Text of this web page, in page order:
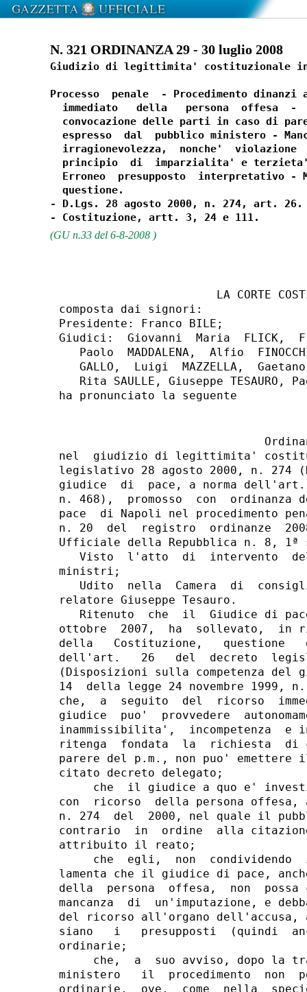
N. 321 ORDINANZA 29 - 30 luglio 2008
Giudizio di legittimita' costituzionale
Processo  penale  - Procedimento
immediato   della   persona  offesa  -
convocazione delle parti in caso di
espresso  dal  pubblico ministero -
irragionevolezza,  nonche'  violazione
principio  di  imparzialita' e
Erroneo  presupposto  interpretativo -
  questione.
- D.Lgs. 28 agosto 2000, n. 274, art. 26.
(GU n.33 del 6-8-2008 )
LA CORTE
composta dai signori:
Presidente: Franco BILE;
Giudici:  Giovanni  Maria  FLICK,
Paolo  MADDALENA,  Alfio
GALLO,  Luigi  MAZZELLA,
Rita SAULLE, Giuseppe TESAURO,
nel  giudizio di legittimita'
legislativo 28 agosto 2000, n. 274
giudice  di  pace, a norma dell'art.
n. 468),  promosso  con  ordinanza
pace  di Napoli nel procedimento
n. 20  del  registro  ordinanze
Ufficiale della Repubblica n. 8, 1ª
Visto  l'atto  di  intervento
ministri;
Udito  nella  Camera  di
relatore Giuseppe Tesauro.
Ritenuto  che  il  Giudice di
ottobre  2007,  ha  sollevato,  in
della   Costituzione,   questione
dell'art.   26   del  decreto
(Disposizioni sulla competenza
14  della legge 24 novembre 1999,
che,  a  seguito  del  ricorso
giudice  puo'  provvedere
inammissibilita',  incompetenza  e
ritenga  fondata  la  richiesta  di
parere del p.m., non puo'
citato decreto delegato;
che  il giudice a quo e'
con  ricorso  della persona
n. 274  del  2000, nel quale il
contrario  in  ordine  alla
attribuito il reato;
che  egli,  non  condividendo
lamenta che il giudice di pace,
della  persona  offesa,  non
mancanza  di  un'imputazione, e
del ricorso all'organo dell'accusa,
siano   i   presupposti  (quindi
ordinarie;
che,  a  suo avviso, dopo la
ministero   il  procedimento  non
ordinarie,  ove,  come  nella